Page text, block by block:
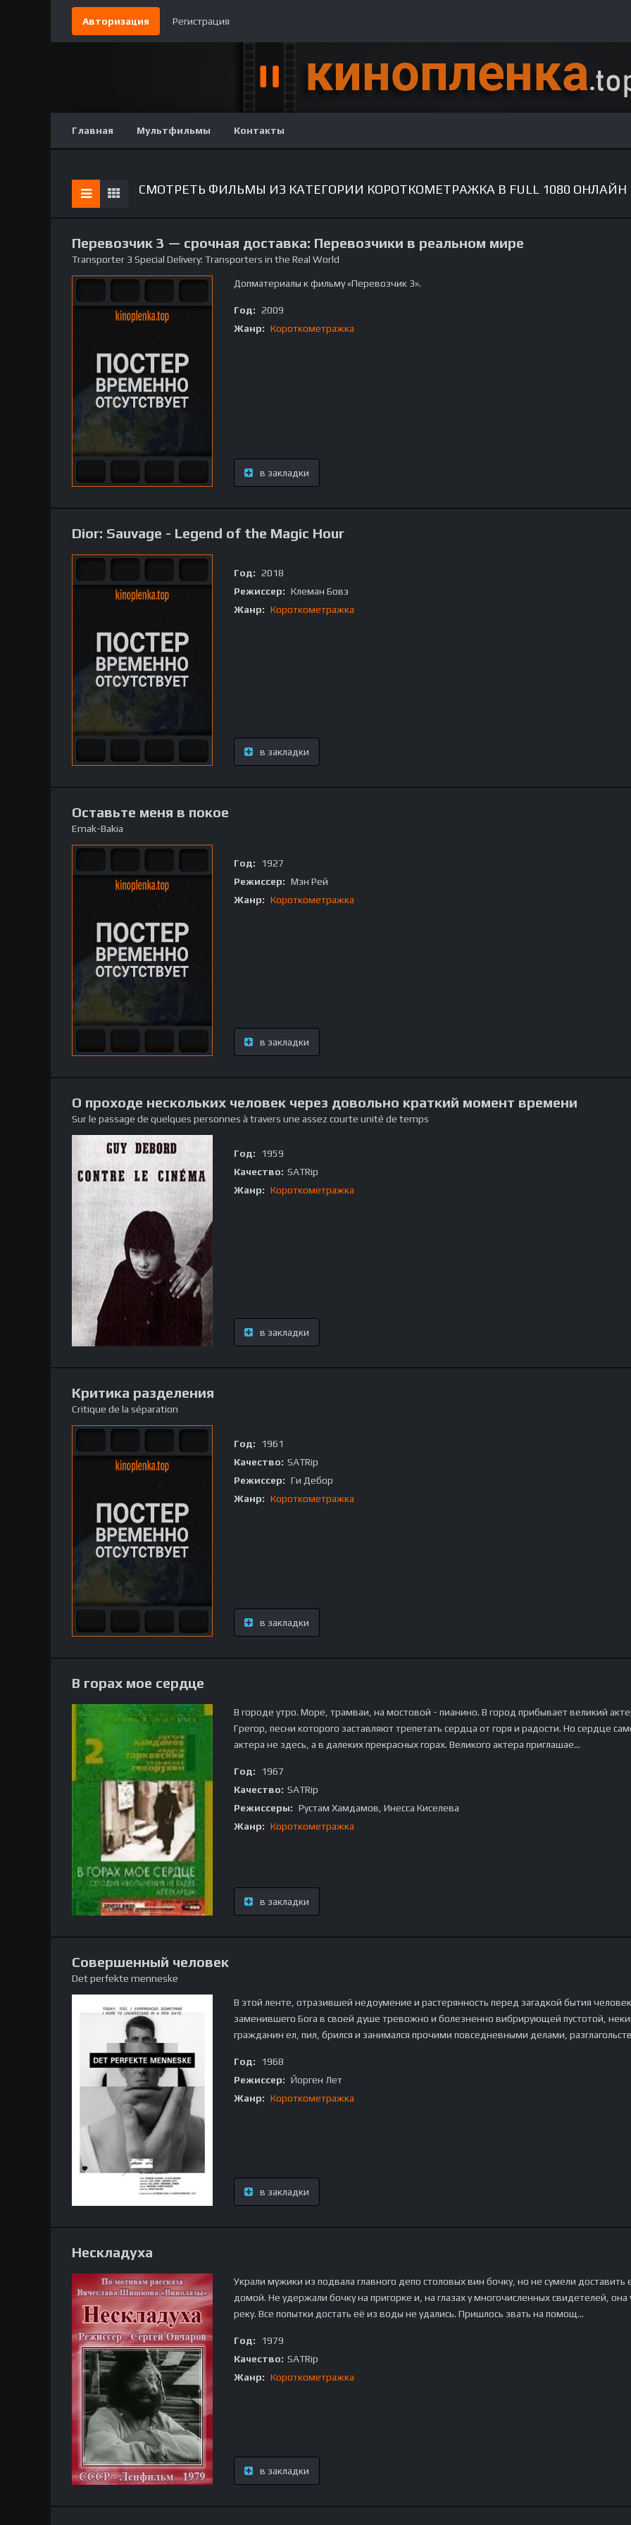
Авторизация Регистрация
Главная Мультфильмы Контакты
СМОТРЕТЬ ФИЛЬМЫ ИЗ КАТЕГОРИИ КОРОТКОМЕТРАЖКА В FULL 1080 ОНЛАЙН
Перевозчик 3 — срочная доставка: Перевозчики в реальном мире
Transporter 3 Special Delivery: Transporters in the Real World
Допматериалы к фильму «Перевозчик 3».
Год: 2009
Жанр: Короткометражка
в закладки
Dior: Sauvage - Legend of the Magic Hour
Год: 2018
Режиссер: Клеман Бовэ
Жанр: Короткометражка
в закладки
Оставьте меня в покое
Emak-Bakia
Год:
1927
Режиссер: Мэн Рей
Жанр: Короткометражка
в закладки
О проходе нескольких человек через довольно краткий момент времени
Sur le passage de quelques personnes à travers une assez courte unité de temps
Год:
1959
Качество: SATRip
Жанр: Короткометражка
в закладки
Критика разделения
Critique de la séparation
Год:
1961
Качество: SATRip
Режиссер: Ги Дебор
Жанр: Короткометражка
в закладки
В горах мое сердце
В городе утро. Море, трамваи, на мостовой - пианино. В город прибывает великий
Грегор, песни которого заставляют трепетать сердца от горя и радости. Но сердце
актера не здесь, а в далеких прекрасных горах. Великого актера приглашае…
Год:
1967
Качество: SATRip
Режиссеры: Рустам Хамдамов, Инесса Киселева
Жанр: Короткометражка
в закладки
Совершенный человек
Det perfekte menneske
В этой ленте, отразившей недоумение и растерянность перед загадкой бытия
заменившего Бога в своей душе тревожно и болезненно вибрирующей пустотой,
гражданин ел, пил, брился и занимался прочими повседневными делами,
Год:
1968
Режиссер: Йорген Лет
Жанр: Короткометражка
в закладки
Нескладуха
Украли мужики из подвала главного депо столовых вин бочку, но не сумели доставить
домой. Не удержали бочку на пригорке и, на глазах у многочисленных свидетелей, она
реку. Все попытки достать её из воды не удались. Пришлось звать на помощ…
Год:
1979
Качество: SATRip
Жанр: Короткометражка
в закладки